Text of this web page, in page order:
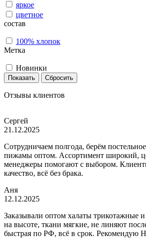
яркое
цветное
состав
100% хлопок
Метка
Новинки
Показать Сбросить
Отзывы клиентов
Сергей
21.12.2025
Сотрудничаем полгода, берём постельное
пижамы оптом. Ассортимент широкий,
менеджеры помогают с выбором.
качество, всё без брака.
Аня
12.12.2025
Заказывали оптом халаты трикотажные
на высоте, ткани мягкие, не линяют
быстрая по РФ, всё в срок. Рекомендую